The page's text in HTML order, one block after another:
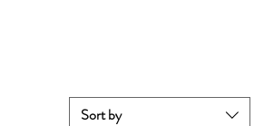
Sort by